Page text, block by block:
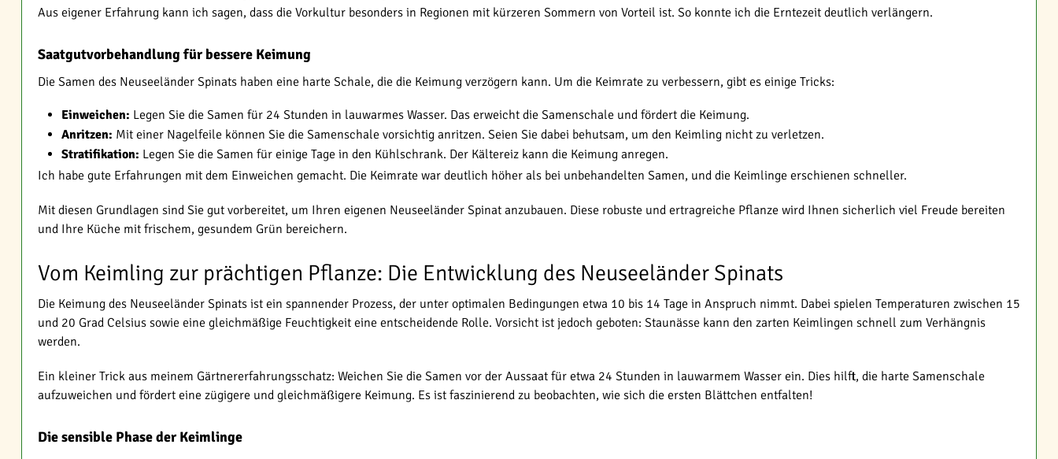
Aus eigener Erfahrung kann ich sagen, dass die Vorkultur besonders in Regionen mit kürzeren Sommern von Vorteil ist. So konnte ich die Erntezeit deutlich verlängern.
Saatgutvorbehandlung für bessere Keimung
Die Samen des Neuseeländer Spinats haben eine harte Schale, die die Keimung verzögern kann. Um die Keimrate zu verbessern, gibt es einige Tricks:
Einweichen: Legen Sie die Samen für 24 Stunden in lauwarmes Wasser. Das erweicht die Samenschale und fördert die Keimung.
Anritzen: Mit einer Nagelfeile können Sie die Samenschale vorsichtig anritzen. Seien Sie dabei behutsam, um den Keimling nicht zu verletzen.
Stratifikation: Legen Sie die Samen für einige Tage in den Kühlschrank. Der Kältereiz kann die Keimung anregen.
Ich habe gute Erfahrungen mit dem Einweichen gemacht. Die Keimrate war deutlich höher als bei unbehandelten Samen, und die Keimlinge erschienen schneller.
Mit diesen Grundlagen sind Sie gut vorbereitet, um Ihren eigenen Neuseeländer Spinat anzubauen. Diese robuste und ertragreiche Pflanze wird Ihnen sicherlich viel Freude bereiten
und Ihre Küche mit frischem, gesundem Grün bereichern.
Vom Keimling zur prächtigen Pflanze: Die Entwicklung des Neuseeländer Spinats
Die Keimung des Neuseeländer Spinats ist ein spannender Prozess, der unter optimalen Bedingungen etwa 10 bis 14 Tage in Anspruch nimmt. Dabei spielen Temperaturen zwischen 15
und 20 Grad Celsius sowie eine gleichmäßige Feuchtigkeit eine entscheidende Rolle. Vorsicht ist jedoch geboten: Staunässe kann den zarten Keimlingen schnell zum Verhängnis
werden.
Ein kleiner Trick aus meinem Gärtnererfahrungsschatz: Weichen Sie die Samen vor der Aussaat für etwa 24 Stunden in lauwarmem Wasser ein. Dies hilft, die harte Samenschale
aufzuweichen und fördert eine zügigere und gleichmäßigere Keimung. Es ist faszinierend zu beobachten, wie sich die ersten Blättchen entfalten!
Die sensible Phase der Keimlinge